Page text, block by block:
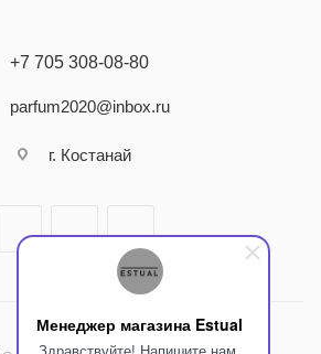
Менеджер магазина Estual
+7 705 308-08-80
parfum2020@inbox.ru
г. Костанай